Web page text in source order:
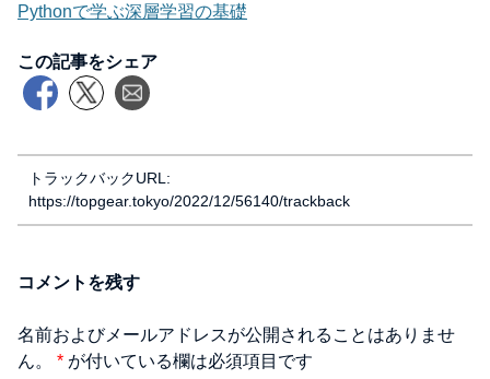
Pythonで学ぶ深層学習の基礎
この記事をシェア
トラックバックURL:
https://topgear.tokyo/2022/12/56140/trackback
コメントを残す
名前およびメールアドレスが公開されることはありませ
ん。 * が付いている欄は必須項目です